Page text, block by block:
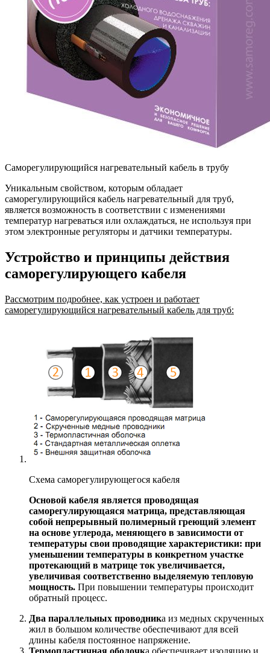
Саморегулирующийся нагревательный кабель в трубу
Уникальным свойством, которым обладает
саморегулирующийся кабель нагревательный для труб,
является возможность в соответствии с изменениями
температур нагреваться или охлаждаться, не используя при
этом электронные регуляторы и датчики температуры.
Устройство и принципы действия
саморегулирующего кабеля
Рассмотрим подробнее, как устроен и работает
саморегулирующийся нагревательный кабель для труб:
Схема саморегулирующегося кабеля
Основой кабеля является проводящая
саморегулирующаяся матрица, представляющая
собой непрерывный полимерный греющий элемент
на основе углерода, меняющего в зависимости от
температуры свои проводящие характеристики: при
уменьшении температуры в конкретном участке
протекающий в матрице ток увеличивается,
увеличивая соответственно выделяемую тепловую
мощность. При повышении температуры происходит
обратный процесс.
Два параллельных проводника из медных скрученных
жил в большом количестве обеспечивают для всей
длины кабеля постоянное напряжение.
Термопластичная оболочка обеспечивает изоляцию и